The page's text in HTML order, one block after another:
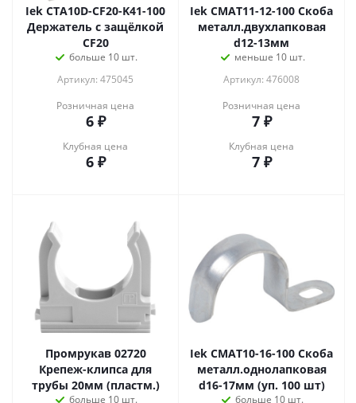
Iek CTA10D-CF20-K41-100
Держатель с защёлкой
CF20
больше 10 шт.
Артикул: 475045
Розничная цена
6₽
Клубная цена
6₽
Iek CMAT11-12-100 Скоба
металл.двухлапковая
d12-13мм
меньше 10 шт.
Артикул: 476008
Розничная цена
7₽
Клубная цена
7₽
Промрукав 02720
Крепеж-клипса для
трубы 20мм (пластм.)
больше 10 шт.
Iek CMAT10-16-100 Скоба
металл.однолапковая
d16-17мм (уп. 100 шт)
больше 10 шт.